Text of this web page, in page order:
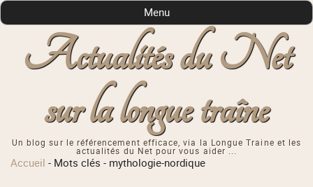
Actualités du Net
sur la longue traîne
Un blog sur le référencement efficace, via la Longue Traine et les
actualités du Net pour vous aider ...
Menu
Accueil - Mots clés - mythologie-nordique